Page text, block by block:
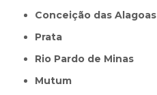
Conceição das Alagoas
Prata
Rio Pardo de Minas
Mutum